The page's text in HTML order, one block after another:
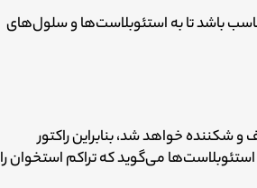
باشد تا به استئوبلاست‌ها و سلول‌های
و شکننده خواهد شد،بنابراین راکتور
می‌گوید که تراکم استخوان را